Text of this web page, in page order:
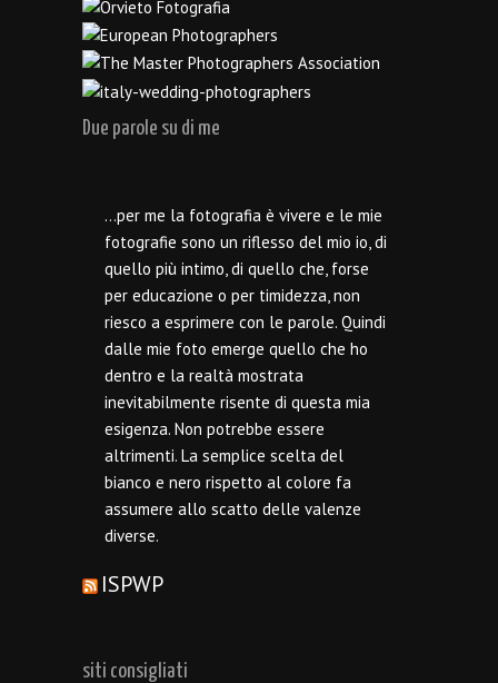
Due parole su di me
…per me la fotografia è vivere e le mie
fotografie sono un riflesso del mio io, di
quello più intimo, di quello che, forse
per educazione o per timidezza, non
riesco a esprimere con le parole. Quindi
dalle mie foto emerge quello che ho
dentro e la realtà mostrata
inevitabilmente risente di questa mia
esigenza. Non potrebbe essere
altrimenti. La semplice scelta del
bianco e nero rispetto al colore fa
assumere allo scatto delle valenze
diverse.
ISPWP
siti consigliati